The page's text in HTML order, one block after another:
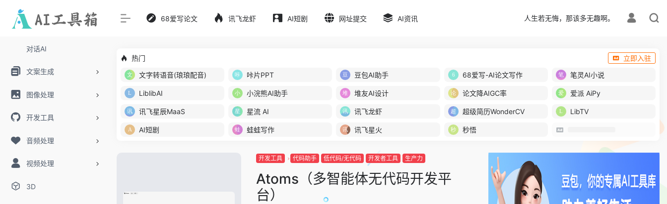
对话AI
文案生成
图像处理
开发工具
音频处理
视频处理
3D
68爱写论文 讯飞龙虾 AI短剧 网址提交 AI资讯 人生若无悔，那该多无趣啊。
热门
立即入驻
文字转语音(琅琅配音)
咔片PPT 豆包AI助手 68爱写-AI论文写作 笔灵AI小说
LiblibAI 小浣熊AI助手 堆友AI设计 论文降AIGC率 爱派 AiPy
讯飞星辰MaaS 星流 AI 讯飞龙虾 超级简历WonderCV LibTV
AI短剧 蛙蛙写作 讯飞星火 秒悟
开发工具 代码助手 低代码/无代码 开发者工具 生产力
Atoms（多智能体无代码开发平
台）